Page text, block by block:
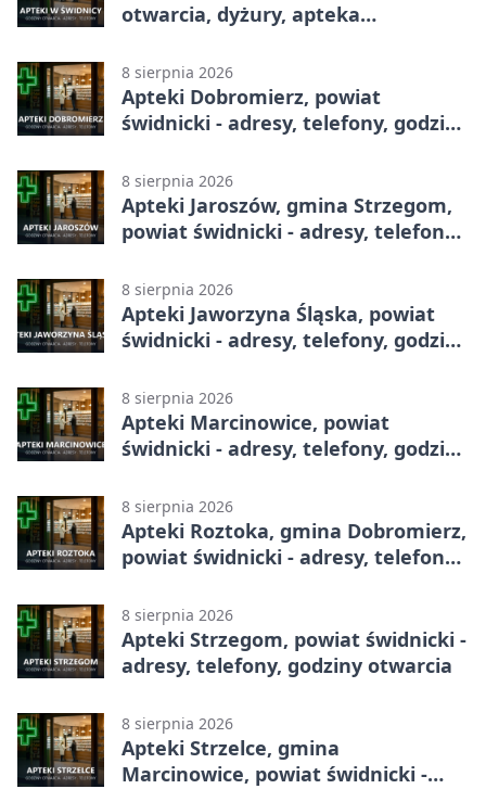
otwarcia, dyżury, apteka
8 sierpnia 2026
Apteki Dobromierz, powiat
świdnicki - adresy, telefony, godziny
8 sierpnia 2026
Apteki Jaroszów, gmina Strzegom,
powiat świdnicki - adresy, telefony,
8 sierpnia 2026
Apteki Jaworzyna Śląska, powiat
świdnicki - adresy, telefony, godziny
8 sierpnia 2026
Apteki Marcinowice, powiat
świdnicki - adresy, telefony, godziny
8 sierpnia 2026
Apteki Roztoka, gmina Dobromierz,
powiat świdnicki - adresy, telefony,
8 sierpnia 2026
Apteki Strzegom, powiat świdnicki -
adresy, telefony, godziny otwarcia
8 sierpnia 2026
Apteki Strzelce, gmina
Marcinowice, powiat świdnicki -